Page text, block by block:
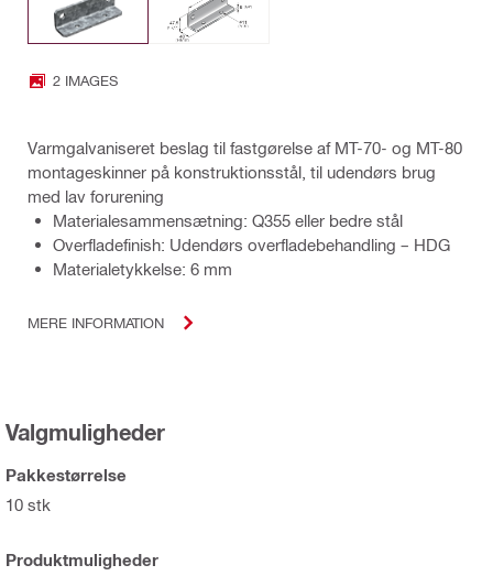
2 IMAGES
Varmgalvaniseret beslag til fastgørelse af MT-70- og MT-80
montageskinner på konstruktionsstål, til udendørs brug
med lav forurening
Materialesammensætning: Q355 eller bedre stål
Overfladefinish: Udendørs overfladebehandling – HDG
Materialetykkelse: 6 mm
MERE INFORMATION
Valgmuligheder
Pakkestørrelse
10 stk
Produktmuligheder